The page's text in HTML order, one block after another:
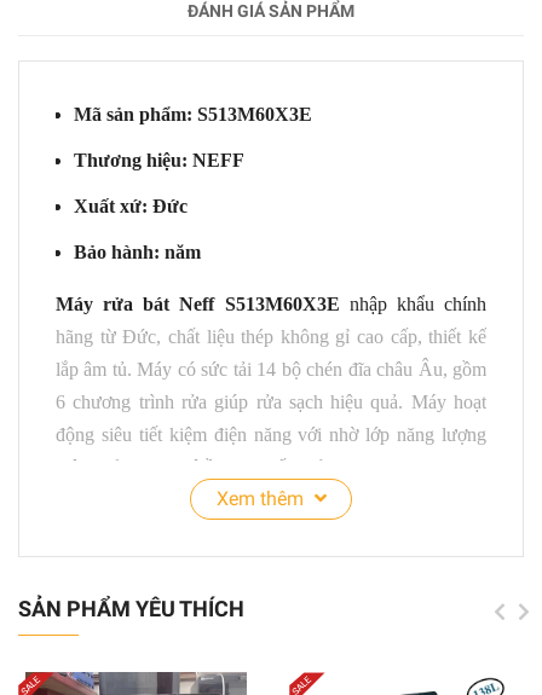
ĐÁNH GIÁ SẢN PHẨM
Mã sản phẩm: S513M60X3E
Thương hiệu: NEFF
Xuất xứ: Đức
Bảo hành: năm
Máy rửa bát Neff S513M60X3E nhập khẩu chính
hãng từ Đức, chất liệu thép không gỉ cao cấp, thiết kế
lắp âm tủ. Máy có sức tải 14 bộ chén đĩa châu Âu, gồm
6 chương trình rửa giúp rửa sạch hiệu quả. Máy hoạt
động siêu tiết kiệm điện năng với nhờlớp năng lượng
hiệu quả A+++, độ ồn cực thấp chỉ 44 dB.
Xem thêm
SẢN PHẨM YÊU THÍCH